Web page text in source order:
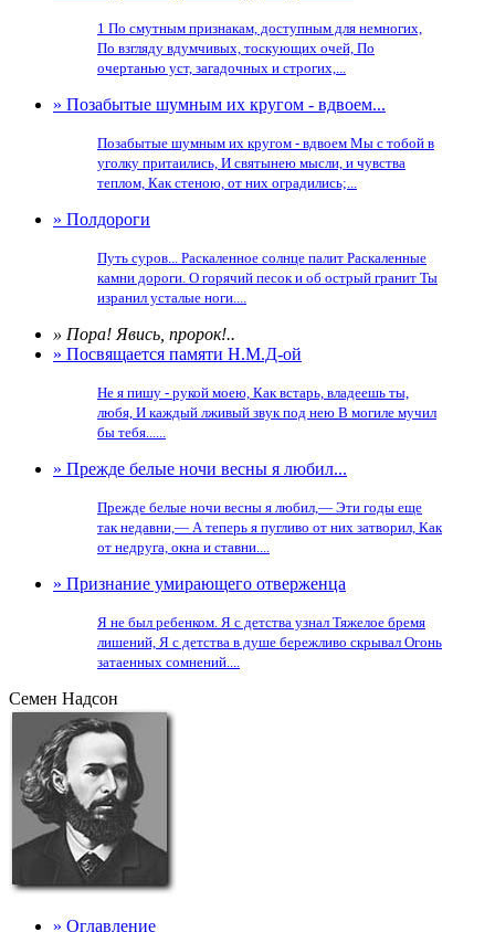
1 По смутным признакам, доступным для немногих,
По взгляду вдумчивых, тоскующих очей, По
очертанью уст, загадочных и строгих,...
» Позабытые шумным их кругом - вдвоем...
Позабытые шумным их кругом - вдвоем Мы с тобой в
уголку притаились, И святынею мысли, и чувства
теплом, Как стеною, от них оградились;...
» Полдороги
Путь суров... Раскаленное солнце палит Раскаленные
камни дороги. О горячий песок и об острый гранит Ты
изранил усталые ноги....
» Пора! Явись, пророк!..
» Посвящается памяти Н.М.Д-ой
Не я пишу - рукой моею, Как встарь, владеешь ты,
любя, И каждый лживый звук под нею В могиле мучил
бы тебя......
» Прежде белые ночи весны я любил...
Прежде белые ночи весны я любил,— Эти годы еще
так недавни,— А теперь я пугливо от них затворил, Как
от недруга, окна и ставни....
» Признание умирающего отверженца
Я не был ребенком. Я с детства узнал Тяжелое бремя
лишений, Я с детства в душе бережливо скрывал Огонь
затаенных сомнений....
Семен Надсон
» Оглавление